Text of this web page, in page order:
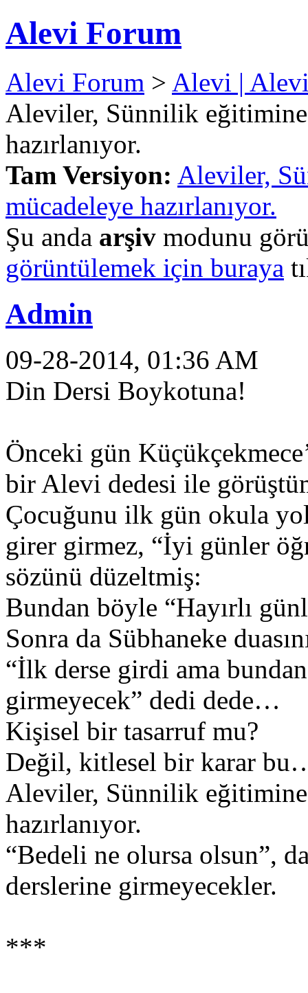
Alevi Forum
Alevi Forum > Alevi |
Aleviler, Sünnilik eğitimine
hazırlanıyor.
Tam Versiyon: Aleviler,
mücadeleye hazırlanıyor.
Şu anda arşiv modunu
görüntülemek için buraya
Admin
09-28-2014, 01:36 AM
Din Dersi Boykotuna!
Önceki gün
bir Alevi dedesi ile
Çocuğunu ilk gün okula
girer girmez, “İyi günler
sözünü düzeltmiş:
Bundan böyle “Hayırlı
Sonra da Sübhaneke
“İlk derse girdi ama
girmeyecek” dedi dede…
Kişisel bir tasarruf mu?
Değil, kitlesel bir karar
Aleviler, Sünnilik eğitimine
hazırlanıyor.
“Bedeli ne olursa olsun”,
derslerine girmeyecekler.
***